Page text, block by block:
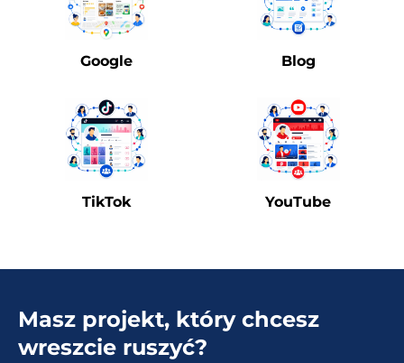
Google Blog
TikTok YouTube
Masz projekt, który chcesz
wreszcie ruszyć?